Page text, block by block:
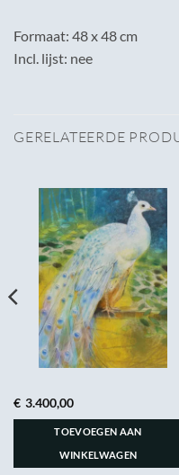
Formaat: 48 x 48 cm
Incl. lijst: nee
GERELATEERDE
€ 3.400,00
TOEVOEGEN AAN
WINKELWAGEN